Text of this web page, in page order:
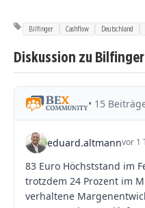
Bilfinger Cashflow Deutschland
Diskussion zu Bilfinger